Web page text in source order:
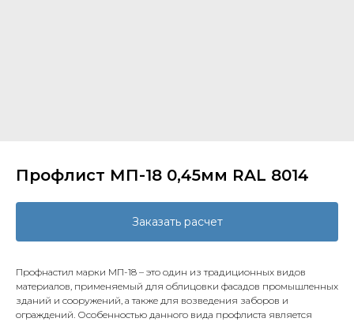
Профлист МП-18 0,45мм RAL 8014
Заказать расчет
Профнастил марки МП-18 – это один из традиционных видов
материалов, применяемый для облицовки фасадов промышленных
зданий и сооружений, а также для возведения заборов и
ограждений. Особенностью данного вида профлиста является